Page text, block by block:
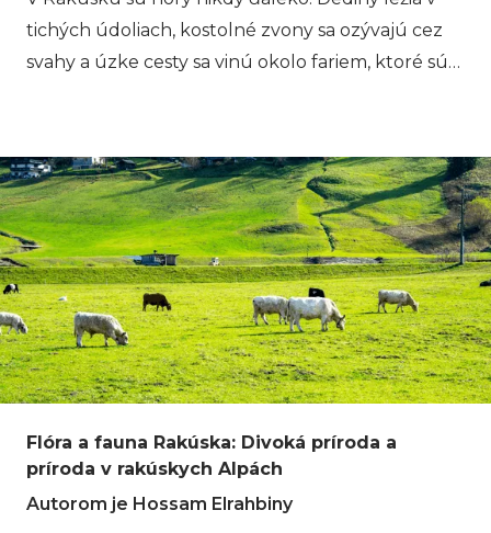
tichých údoliach, kostolné zvony sa ozývajú cez
svahy a úzke cesty sa vinú okolo fariem, ktoré sú
sú len scenéria pre cestovateľov. Sú to miesta, kde
komunity vytvorili tradície počas stáročí života v
horskom prostredí. Trasy, ktoré sledujete pri
turistike v Rakúsku, často prechádzajú údoliami a
dedinami, kde je každodenný život, miestne zvyky
a sezónne rytmy stále úzko prepojené s okolitou
krajinou.
Flóra a fauna Rakúska: Divoká príroda a
príroda v rakúskych Alpách
Autorom je Hossam Elrahbiny